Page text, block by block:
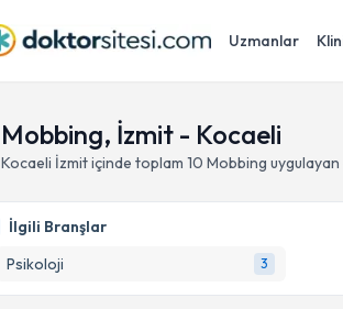
Uzmanlar
Mobbing, İzmit - Kocaeli
Kocaeli İzmitiçinde toplam 10 Mobbing
İlgili Branşlar
Psikoloji
3